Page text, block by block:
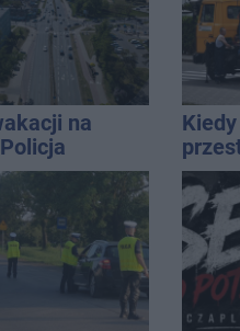
na
na
lipiec
do